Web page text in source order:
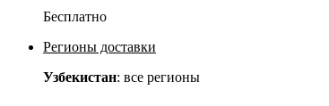
Бесплатно
Регионы доставки
Узбекистан: все регионы